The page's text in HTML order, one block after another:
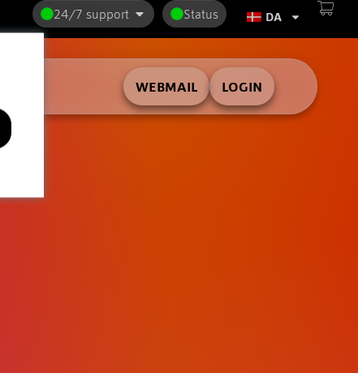
24/7 support Status DA
WEBMAIL LOGIN